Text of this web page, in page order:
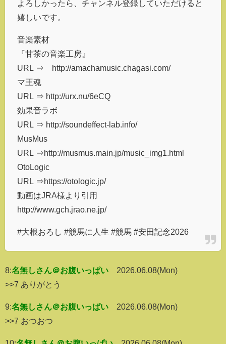
よろしかったら、チャンネル登録していただけると
嬉しいです。
音楽素材
『甘茶の音楽工房』
URL ⇒ http://amachamusic.chagasi.com/
マ王魂
URL ⇒ http://urx.nu/6eCQ
効果音ラボ
URL ⇒ http://soundeffect-lab.info/
MusMus
URL ⇒http://musmus.main.jp/music_img1.html
OtoLogic
URL ⇒https://otologic.jp/
動画はJRA様より引用
http://www.gch.jrao.ne.jp/
#大根おろし #競馬に人生 #競馬 #安田記念2026
8:名無しさん＠お腹いっぱい
2026.06.08(Mon)
>>7 ありがとう
9:名無しさん＠お腹いっぱい
2026.06.08(Mon)
>>7 おつおつ